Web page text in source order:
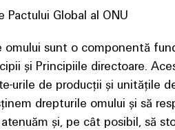
Pactului Global al ONU
omului sunt o componentă
și Principiile directoare.
urile de producții și unitățile
drepturile omului și să
și, pe cât posibil, să